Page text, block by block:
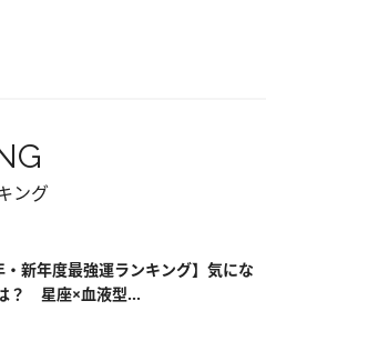
ング
・新年度最強運ランキング】気にな
？ 星座×血液型...